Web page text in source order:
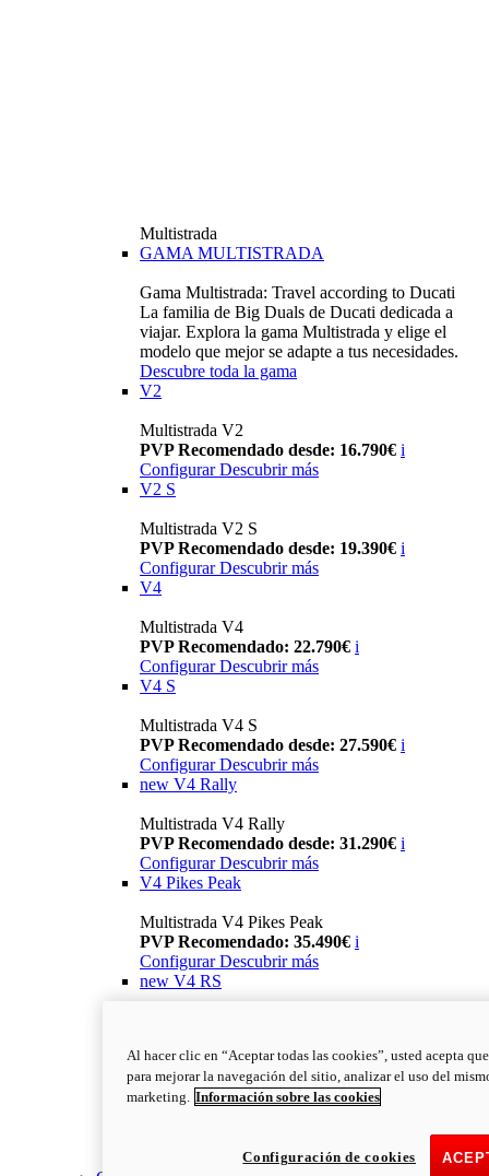
Multistrada
GAMA MULTISTRADA
Gama Multistrada: Travel according to Ducati
La familia de Big Duals de Ducati dedicada a
viajar. Explora la gama Multistrada y elige el
modelo que mejor se adapte a tus necesidades.
Descubre toda la gama
V2
Multistrada V2
PVP Recomendado desde: 16.790€ i
Configurar Descubrir más
V2 S
Multistrada V2 S
PVP Recomendado desde: 19.390€ i
Configurar Descubrir más
V4
Multistrada V4
PVP Recomendado: 22.790€ i
Configurar Descubrir más
V4 S
Multistrada V4 S
PVP Recomendado desde: 27.590€ i
Configurar Descubrir más
new V4 Rally
Multistrada V4 Rally
PVP Recomendado desde: 31.290€ i
Configurar Descubrir más
V4 Pikes Peak
Multistrada V4 Pikes Peak
PVP Recomendado: 35.490€ i
Configurar Descubrir más
new V4 RS
ConfigurarDescubrir más
newV4 RS 100
Al hacer clic en “Aceptar todas las cookies”, usted acepta
para mejorar la navegación del sitio, analizar el uso del
marketing. Información sobre las cookies
Configuración de cookies